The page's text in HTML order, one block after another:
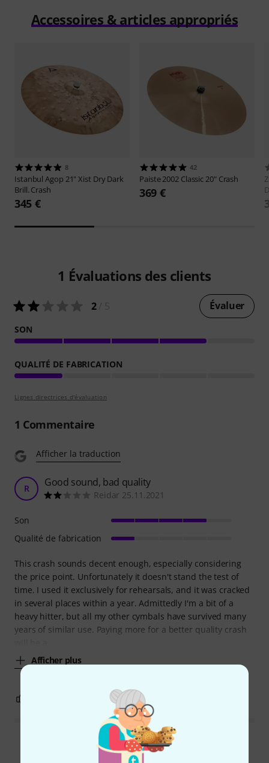
Accessoires & articles appropriés
8
Istanbul Agop 21" Xist Dry Dark
Brill. Crash
345 €
42
Paiste2002 Classic 20" Crash
369 €
1 Évaluations des clients
2/ 5 Évaluer
SON
QUALITÉ DE FABRICATION
Lignes directrices d'évaluation
1 Commentaire
Afficher la traduction
R Good sound, bad quality
Reidar 25.11.2021
This crash sounds decent enough, especially considering
the price point. Unfortunately it doesn't stand the test of
time. I used it exclusively for rehearsals, and it was cracked
in several places within a year. Admittedly I'm a bit of a
heavy hitter, but all my other cymbals have survived many
years of similar use. Paying more for a better quality crash
Afficher plus
Son
Qualité de fabrication
SIGNALER L'ÉVALUATION
Lire toutes les évaluations